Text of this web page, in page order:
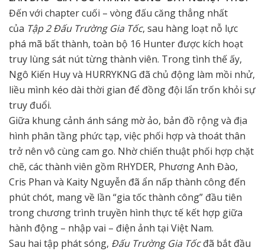
Đến với chapter cuối – vòng đấu căng thẳng nhất
của Tập 2 Đấu Trường Gia Tốc, sau hàng loạt nỗ lực
phá mã bất thành, toàn bộ 16 Hunter được kích hoạt
truy lùng sát nút từng thành viên. Trong tình thế ấy,
Ngô Kiến Huy và HURRYKNG đã chủ động làm mồi nhử,
liều mình kéo dài thời gian để đồng đội lẩn trốn khỏi sự
truy đuổi.
Giữa khung cảnh ánh sáng mờ ảo, bản đồ rộng và địa
hình phân tầng phức tạp, việc phối hợp và thoát thân
trở nên vô cùng cam go. Nhờ chiến thuật phối hợp chặt
chẽ, các thành viên gồm RHYDER, Phương Anh Đào,
Cris Phan và Kaity Nguyễn đã ẩn nấp thành công đến
phút chót, mang về lần “gia tốc thành công” đầu tiên
trong chương trình truyền hình thực tế kết hợp giữa
hành động – nhập vai – điện ảnh tại Việt Nam.
Sau hai tập phát sóng, Đấu Trường Gia Tốcđã bắt đầu